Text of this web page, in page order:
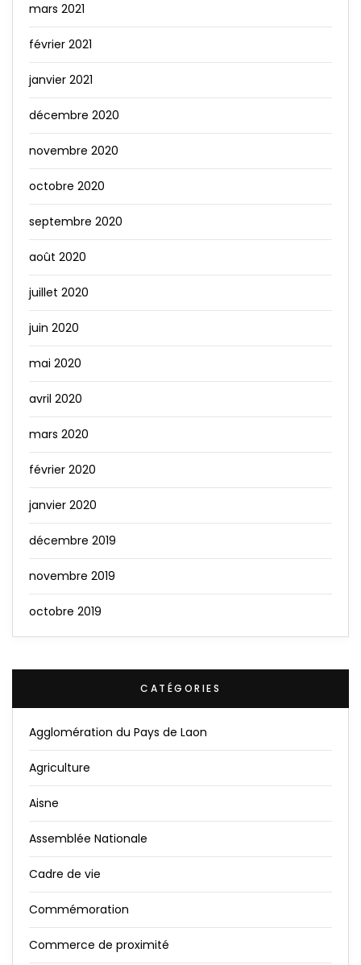
mars 2021
février 2021
janvier 2021
décembre 2020
novembre 2020
octobre 2020
septembre 2020
août 2020
juillet 2020
juin 2020
mai 2020
avril 2020
mars 2020
février 2020
janvier 2020
décembre 2019
novembre 2019
octobre 2019
CATÉGORIES
Agglomération du Pays de Laon
Agriculture
Aisne
Assemblée Nationale
Cadre de vie
Commémoration
Commerce de proximité